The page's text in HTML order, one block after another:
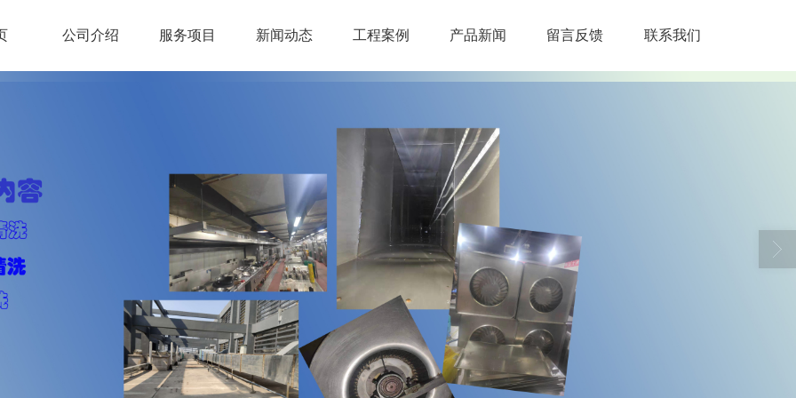
公司介绍 服务项目 新闻动态 工程案例 产品新闻 留言反馈 联系我们